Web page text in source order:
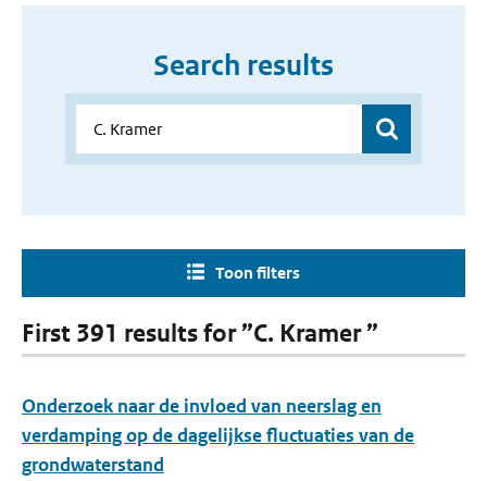
Search results
Toon filters
First 391 results for ”C. Kramer ”
Onderzoek naar de invloed van neerslag en
verdamping op de dagelijkse fluctuaties van de
grondwaterstand